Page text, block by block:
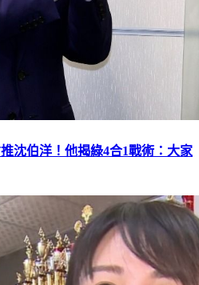
沈伯洋！他揭綠4合1戰術：大家